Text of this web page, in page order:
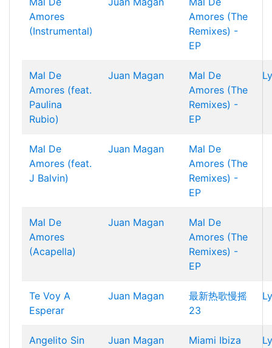
Amores
(Instrumental)
Amores (The
Remixes) -
EP
Mal De
Amores (feat.
Paulina
Rubio)
Juan Magan
Mal De
Amores (The
Remixes) -
EP
Mal De
Amores (feat.
J Balvin)
Juan Magan
Mal De
Amores (The
Remixes) -
EP
Mal De
Amores
(Acapella)
Juan Magan
Mal De
Amores (The
Remixes) -
EP
Te Voy A
Esperar
Juan Magan
最新热歌慢摇
23
Angelito Sin
Juan Magan
Miami Ibiza